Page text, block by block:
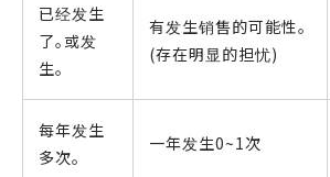
已经发生
了。或发
生。
有发生销售的可能性。
(存在明显的担忧)
每年发生
多次。
一年发生0~1次